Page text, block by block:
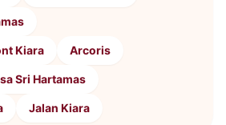
Kiara Arcoris
Sri Hartamas
Jalan Kiara